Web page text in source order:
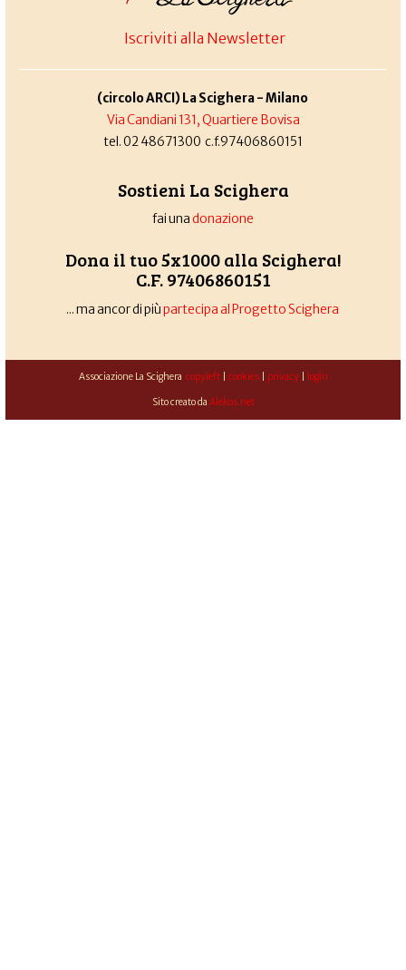
Iscriviti alla Newsletter
(circolo ARCI) La Scighera - Milano
Via Candiani 131, Quartiere Bovisa
tel. 02 48671300 c.f.97406860151
Sostieni La Scighera
fai unadonazione
Dona il tuo 5x1000 alla Scighera!
C.F. 97406860151
... ma ancor di piùpartecipa al Progetto Scighera
Associazione La Scighera copyleft| cookies| privacy| login
Sito creato da Alekos.net